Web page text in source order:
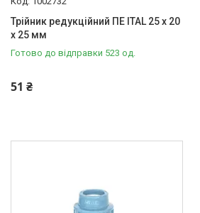
Запірно-регулююча
арматура
Фільтри для води
Насосне обладнання
матеріали
Трійник редукційний ПЕ ITAL 25 x 20
x 25 мм
Готово до відправки 523 од.
51 ₴